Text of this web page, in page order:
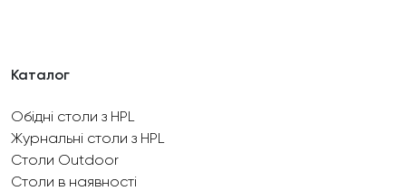
Каталог
Обідні столи з HPL
Журнальні столи з HPL
Столи Outdoor
Столи в наявності